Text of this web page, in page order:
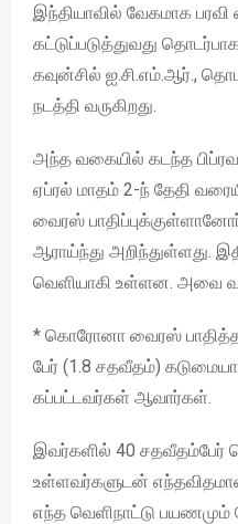
இந்தியாவில் வேகமாக
கட்டுப்படுத்துவது
கவுன்சில் ஐ.சி.எம்.ஆர்.,
நடத்தி வருகிறது.
அந்த வகையில் கடந்த
ஏப்ரல் மாதம் 2-ந் தேதி
வைரஸ்
ஆராய்ந்து அறிந்துள்ளது.
வெளியாகி உள்ளன. அவை
* கொரோனா வைரஸ் பாதித்த
பேர் (1.8 சதவீதம்)
கப்பட்டவர்கள் ஆவார்கள்.
இவர்களில் 40
உள்ளவர்களுடன்
எந்த வெளிநாட்டு